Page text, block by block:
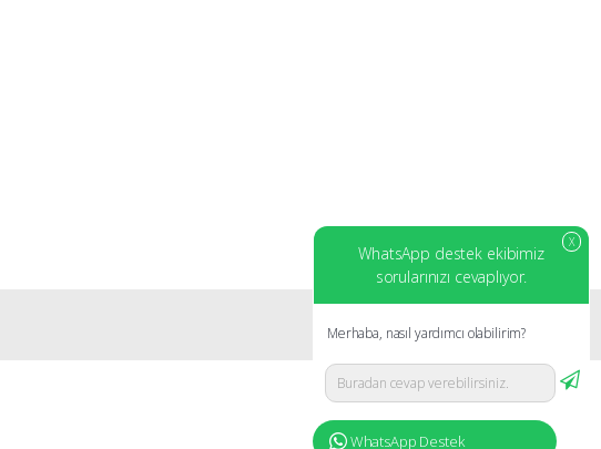
X
WhatsApp destek ekibimiz
sorularınızı cevaplıyor.
Merhaba, nasıl yardımcı olabilirim?
WhatsApp Destek